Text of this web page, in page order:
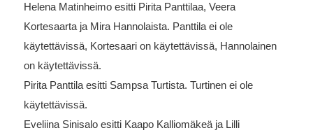
Helena Matinheimo esitti Pirita Panttilaa, Veera
Kortesaarta ja Mira Hannolaista. Panttila ei ole
käytettävissä, Kortesaari on käytettävissä, Hannolainen
on käytettävissä.
Pirita Panttila esitti Sampsa Turtista. Turtinen ei ole
käytettävissä.
Eveliina Sinisalo esitti Kaapo Kalliomäkeä ja Lilli